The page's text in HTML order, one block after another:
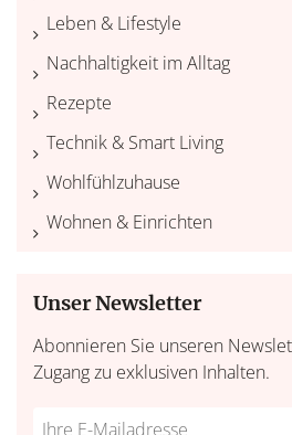
Leben & Lifestyle
Nachhaltigkeit im Alltag
Rezepte
Technik & Smart Living
Wohlfühlzuhause
Wohnen & Einrichten
Unser Newsletter
Abonnieren Sie unseren
Zugang zu exklusiven Inhalten.
Do
*Ihre